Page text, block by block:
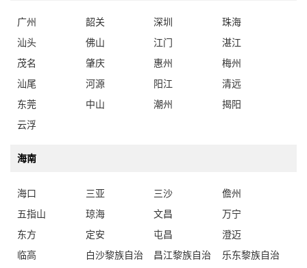
广州 韶关 深圳
珠海
汕头
佛山 江门
湛江
茂名
肇庆 惠州
梅州
汕尾
河源 阳江
清远
东莞
中山 潮州
揭阳
云浮
海南
海口 三亚 三沙
儋州
五指山
琼海 文昌
万宁
东方
定安 屯昌
澄迈
临高
白沙黎族自治 昌江黎族自治
乐东黎族自治